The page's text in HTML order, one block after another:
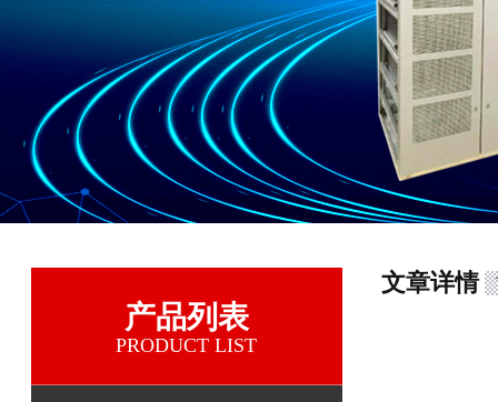
产品列表
PRODUCT LIST
文章详情